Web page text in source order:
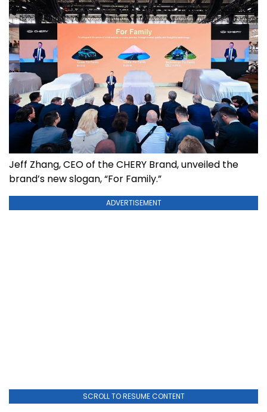
Jeff Zhang, CEO of the CHERY Brand, unveiled the
brand’s new slogan, “For Family.”
ADVERTISEMENT
SCROLL TO RESUME CONTENT